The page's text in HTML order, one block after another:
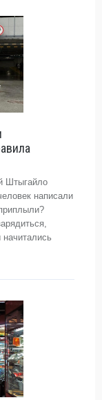
Штыгайло
написали